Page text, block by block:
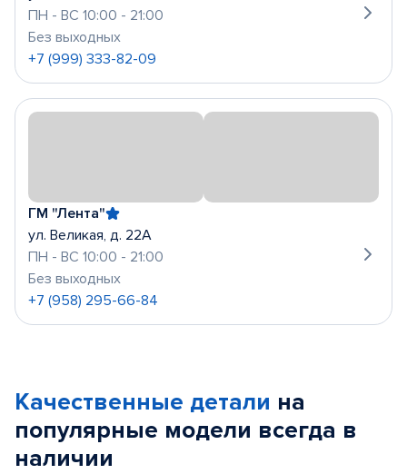
ПН - ВС 10:00 - 21:00
Без выходных
+7 (999) 333-82-09
ГМ "Лента"
ул. Великая, д. 22А
ПН - ВС 10:00 - 21:00
Без выходных
+7 (958) 295-66-84
Качественные детали на
популярные модели всегда в
наличии